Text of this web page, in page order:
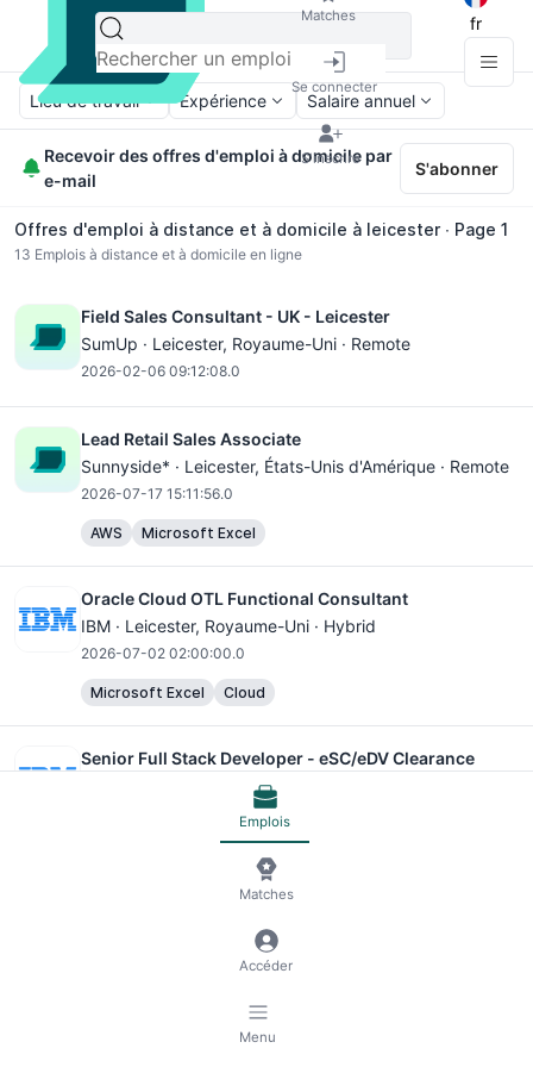
Matches
Se connecter
S'inscrire
fr
Lieu de travail Expérience Salaire annuel
Recevoir des offres d'emploi à domicile par
e-mail
S'abonner
Offres d'emploi à distance et à domicile à leicester ∙ Page 1
13 Emplois à distance et à domicile en ligne
Field Sales Consultant - UK - Leicester
SumUp · Leicester, Royaume-Uni · Remote
2026-02-06 09:12:08.0
Lead Retail Sales Associate
Sunnyside* · Leicester, États-Unis d'Amérique · Remote
2026-07-17 15:11:56.0
AWS Microsoft Excel
Oracle Cloud OTL Functional Consultant
IBM · Leicester, Royaume-Uni · Hybrid
2026-07-02 02:00:00.0
Microsoft Excel Cloud
Senior Full Stack Developer - eSC/eDV Clearance
, Royaume-Uni · Hybrid
2026-07-01 02:00:00.0
Kubernetes Container Platforms
Retail Sales Associate - Part Time
Emplois
Matches
Accéder
Menu